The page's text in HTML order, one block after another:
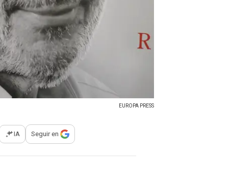
EUROPA PRESS
opciones para compartir
IA Seguir en